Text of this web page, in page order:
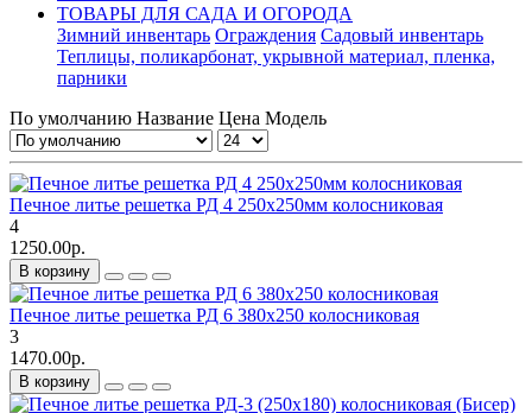
ТОВАРЫ ДЛЯ САДА И ОГОРОДА
Зимний инвентарь Ограждения Садовый инвентарь
Теплицы, поликарбонат, укрывной материал, пленка,
парники
По умолчанию Название Цена Модель
Печное литье решетка РД 4 250х250мм колосниковая
4
1250.00р.
В корзину
Печное литье решетка РД 6 380х250 колосниковая
3
1470.00р.
В корзину